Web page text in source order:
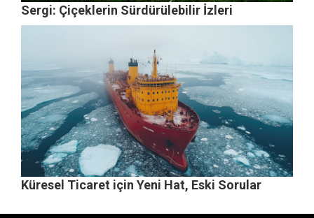
Sergi: Çiçeklerin Sürdürülebilir İzleri
Küresel Ticaret için Yeni Hat, Eski Sorular